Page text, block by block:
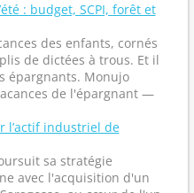
: budget, SCPI, forêt et
des enfants, cornés
de dictées à trous. Et il
épargnants. Monujo
de l'épargnant —
l’actif industriel de
sa stratégie
avec l'acquisition d'un